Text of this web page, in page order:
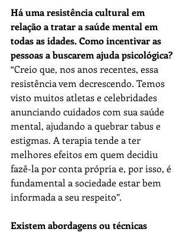
Há uma resistência cultural em
relação a tratar a saúde mental em
todas as idades. Como incentivar as
pessoas a buscarem ajuda psicológica?
“Creio que, nos anos recentes, essa
resistência vem decrescendo. Temos
visto muitos atletas e celebridades
anunciando cuidados com sua saúde
mental, ajudando a quebrar tabus e
estigmas. A terapia tende a ter
melhores efeitos em quem decidiu
fazê-la por conta própria e, por isso, é
fundamental a sociedade estar bem
informada a seu respeito”.
Existem abordagens ou técnicas